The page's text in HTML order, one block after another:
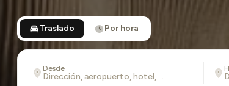
Traslado Por hora
Desde